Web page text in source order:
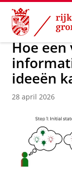
Skip
Content
Skip
Navigation
Over ons
Hoe een
ideeën
28 april 2026